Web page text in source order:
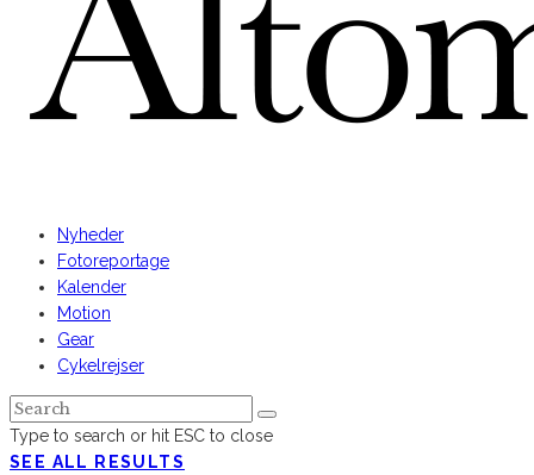
Nyheder
Fotoreportage
Kalender
Motion
Gear
Cykelrejser
Type to search or hit ESC to close
SEE ALL RESULTS